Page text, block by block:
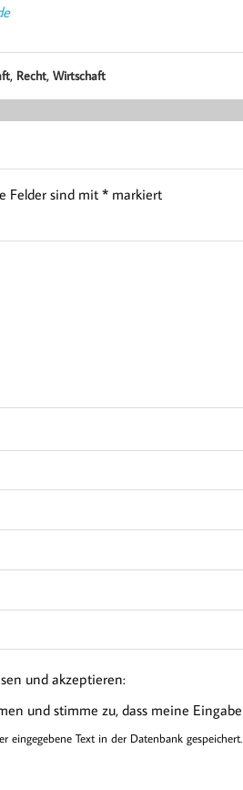
, Recht, Wirtschaft
Felder sind mit*markiert
und akzeptieren:
und stimme zu, dass meine
Text in der Datenbank